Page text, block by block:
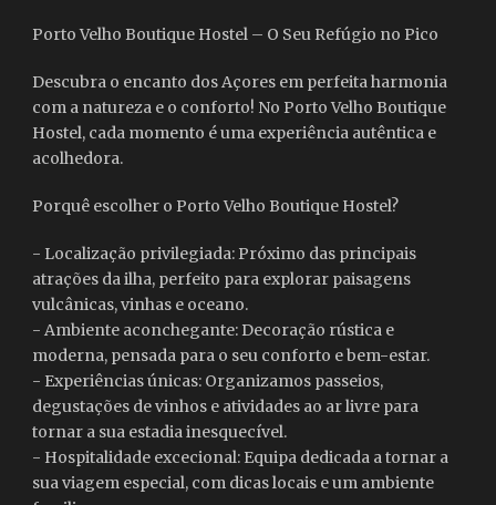
Porto Velho Boutique Hostel – O Seu Refúgio no Pico
Descubra o encanto dos Açores em perfeita harmonia
com a natureza e o conforto! No Porto Velho Boutique
Hostel, cada momento é uma experiência autêntica e
acolhedora.
Porquê escolher o Porto Velho Boutique Hostel?
- Localização privilegiada: Próximo das principais
atrações da ilha, perfeito para explorar paisagens
vulcânicas, vinhas e oceano.
- Ambiente aconchegante: Decoração rústica e
moderna, pensada para o seu conforto e bem-estar.
- Experiências únicas: Organizamos passeios,
degustações de vinhos e atividades ao ar livre para
tornar a sua estadia inesquecível.
- Hospitalidade excecional: Equipa dedicada a tornar a
sua viagem especial, com dicas locais e um ambiente